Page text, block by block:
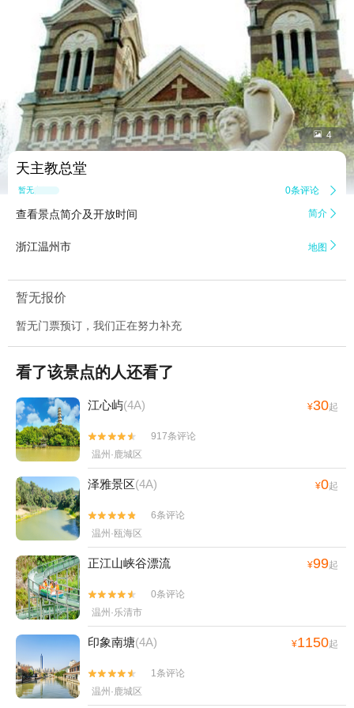
 4
天主教总堂
暂无点评 0条评论 
查看景点简介及开放时间 简介 
浙江温州市 地图 
暂无报价
暂无门票预订，我们正在努力补充
看了该景点的人还看了
江心屿(4A) ¥30起


917条评论
温州·鹿城区
泽雅景区(4A) ¥0起


6条评论
温州·瓯海区
正江山峡谷漂流 ¥99起


0条评论
温州·乐清市
印象南塘(4A) ¥1150起


1条评论
温州·鹿城区